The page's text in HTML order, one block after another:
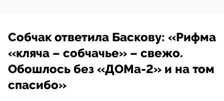
Собчак ответила Баскову: «Рифма
«кляча – собчачье» – свежо.
Обошлось без «ДОМа-2» и на том
спасибо»